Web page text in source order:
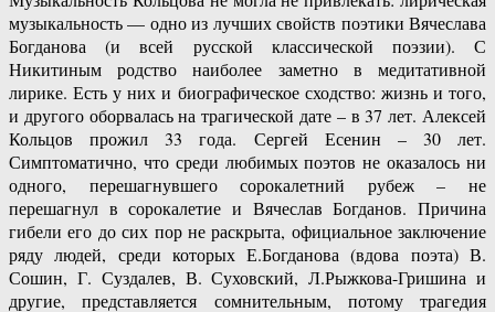
музыкальность — одно из лучших свойств поэтики Вячеслава
Богданова (и всей русской классической поэзии). С
Никитиным родство наиболее заметно в медитативной
лирике. Есть у них и биографическое сходство: жизнь и того,
и другого оборвалась на трагической дате – в 37 лет. Алексей
Кольцов прожил 33 года. Сергей Есенин – 30 лет.
Симптоматично, что среди любимых поэтов не оказалось ни
одного, перешагнувшего сорокалетний рубеж – не
перешагнул в сорокалетие и Вячеслав Богданов. Причина
гибели его до сих пор не раскрыта, официальное заключение
ряду людей, среди которых Е.Богданова (вдова поэта) В.
Сошин, Г. Суздалев, В. Суховский, Л.Рыжкова-Гришина и
другие, представляется сомнительным, потому трагедия